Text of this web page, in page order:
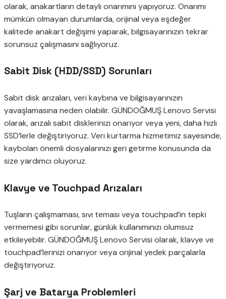
olarak, anakartların detaylı onarımını yapıyoruz. Onarımı
mümkün olmayan durumlarda, orijinal veya eşdeğer
kalitede anakart değişimi yaparak, bilgisayarınızın tekrar
sorunsuz çalışmasını sağlıyoruz.
Sabit Disk (HDD/SSD) Sorunları
Sabit disk arızaları, veri kaybına ve bilgisayarınızın
yavaşlamasına neden olabilir. GÜNDOĞMUŞ Lenovo Servisi
olarak, arızalı sabit disklerinizi onarıyor veya yeni, daha hızlı
SSD’lerle değiştiriyoruz. Veri kurtarma hizmetimiz sayesinde,
kaybolan önemli dosyalarınızı geri getirme konusunda da
size yardımcı oluyoruz.
Klavye ve Touchpad Arızaları
Tuşların çalışmaması, sıvı teması veya touchpad’in tepki
vermemesi gibi sorunlar, günlük kullanımınızı olumsuz
etkileyebilir. GÜNDOĞMUŞ Lenovo Servisi olarak, klavye ve
touchpad’lerinizi onarıyor veya orijinal yedek parçalarla
değiştiriyoruz.
Şarj ve Batarya Problemleri